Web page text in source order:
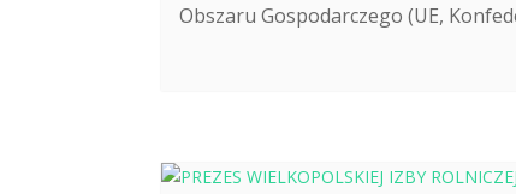
Obszaru Gospodarczego (UE,